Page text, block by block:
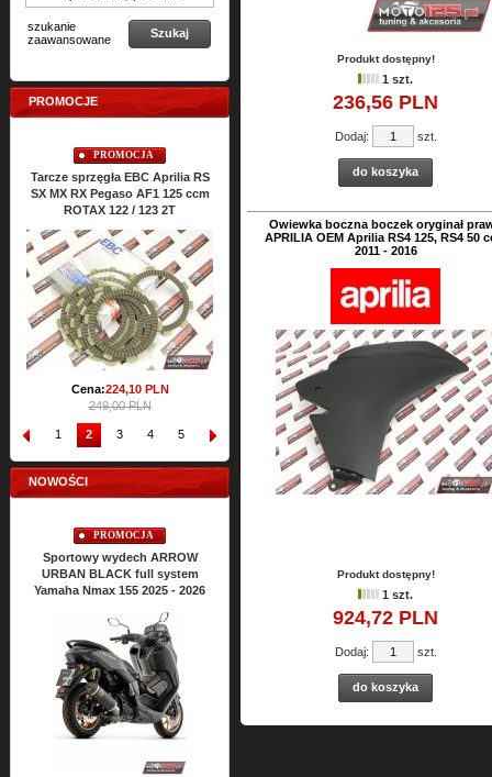
szukanie
zaawansowane
Szukaj
PROMOCJE
Aprilia RS
125 ccm
Uszczelki cylindra TOP-END
ATHENA Aprilia RS SX MX RX
Classic 125 ccm ROTAX 122 2T
Cena:64,47
71,65 PLN
Uszczelki silnika ATHENA
ROTAX 122 2T
Cena:157,
PLN
1 2 3 4 5 6 8 9
NOWOŚCI
ARROW
system
2025 - 2026
Sportowy wydech ARROW
URBAN BLACK full system
Yamaha Nmax 125 2025 - 2026
Cena:
2698,02 PLN
URBAN BLACK full
Yamaha Xmax 125 2025 -
Cena: 2428,22
2698,02 PLN
Produkt dostępny!
1 szt.
236,56 PLN
Dodaj: szt.
do koszyka
Owiewka boczna boczek oryginał
APRILIA OEM Aprilia RS4 125, RS4 50
2011 - 2016
Produkt dostępny!
1 szt.
924,72 PLN
Dodaj: szt.
do koszyka